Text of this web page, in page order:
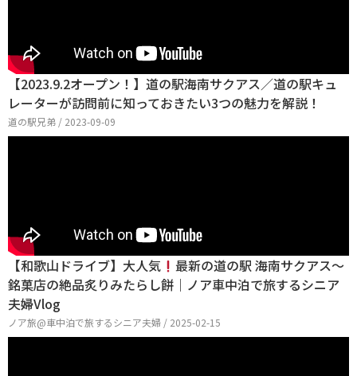
【2023.9.2オープン！】道の駅海南サクアス／道の駅キュ
レーターが訪問前に知っておきたい3つの魅力を解説！
道の駅兄弟 / 2023-09-09
【和歌山ドライブ】大人気
最新の道の駅 海南サクアス〜
銘菓店の絶品炙りみたらし餅｜ノア車中泊で旅するシニア
夫婦Vlog
ノア旅@車中泊で旅するシニア夫婦 / 2025-02-15